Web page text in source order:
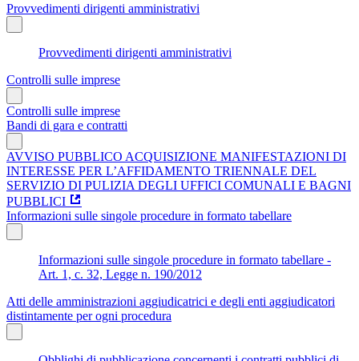
Provvedimenti dirigenti amministrativi
Provvedimenti dirigenti amministrativi
Controlli sulle imprese
Controlli sulle imprese
Bandi di gara e contratti
AVVISO PUBBLICO ACQUISIZIONE MANIFESTAZIONI DI
INTERESSE PER L’AFFIDAMENTO TRIENNALE DEL
SERVIZIO DI PULIZIA DEGLI UFFICI COMUNALI E BAGNI
PUBBLICI
Informazioni sulle singole procedure in formato tabellare
Informazioni sulle singole procedure in formato tabellare -
Art. 1, c. 32, Legge n. 190/2012
Atti delle amministrazioni aggiudicatrici e degli enti aggiudicatori
distintamente per ogni procedura